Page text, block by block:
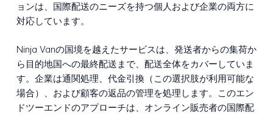
ョンは、国際配送のニーズを持つ個人および企業の両方に
対応しています。
Ninja Vanの国境を越えたサービスは、発送者からの集荷か
ら目的地国への最終配送まで、配送全体をカバーしていま
す。企業は通関処理、代金引換（この選択肢が利用可能な
場合）、および顧客の返品の管理を処理します。このエン
ドツーエンドのアプローチは、オンライン販売者の国際配